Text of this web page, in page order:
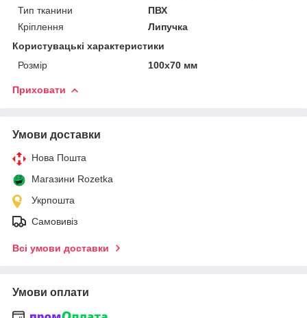
Тип тканини
ПВХ
Кріплення
Липучка
Користувацькі характеристики
Розмір
100х70 мм
Приховати
Умови доставки
Нова Пошта
Магазини Rozetka
Укрпошта
Самовивіз
Всі умови доставки
Умови оплати